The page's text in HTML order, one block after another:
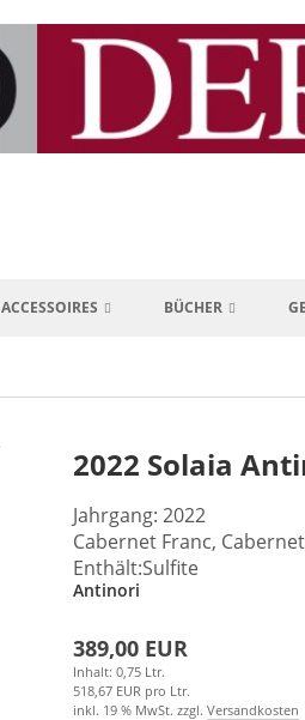
ACCESSOIRES BÜCHER
2022 Solaia
Jahrgang: 2022
Cabernet Franc,
Enthält:Sulfite
Antinori
389,00 EUR
Inhalt: 0,75 Ltr.
518,67 EUR pro Ltr.
inkl. 19 % MwSt. zzgl. Versandkosten